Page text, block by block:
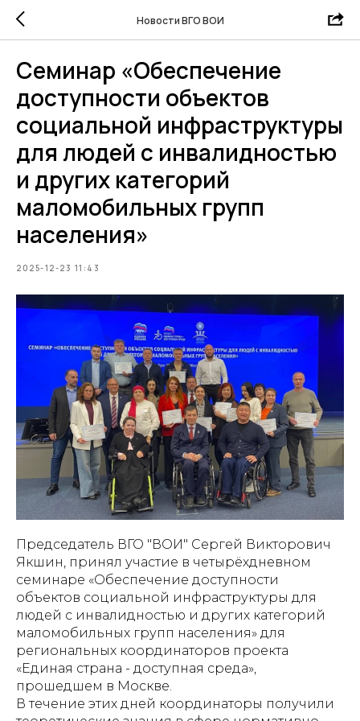
Новости ВГО ВОИ
Семинар «Обеспечение
доступности объектов
социальной инфраструктуры
для людей с инвалидностью
и других категорий
маломобильных групп
населения»
2025-12-23 11:43
Председатель ВГО "ВОИ" Сергей Викторович
Якшин, принял участие в четырёхдневном
семинаре «Обеспечение доступности
объектов социальной инфраструктуры для
людей с инвалидностью и других категорий
маломобильных групп населения» для
региональных координаторов проекта
«Единая страна - доступная среда»,
прошедшем в Москве.
В течение этих дней координаторы получили